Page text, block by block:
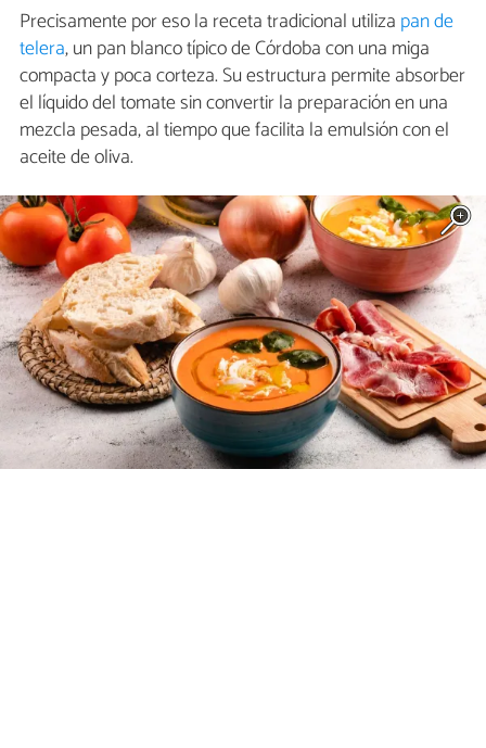
Precisamente por eso la receta tradicional utiliza pan de
telera, un pan blanco típico de Córdoba con una miga
compacta y poca corteza. Su estructura permite absorber
el líquido del tomate sin convertir la preparación en una
mezcla pesada, al tiempo que facilita la emulsión con el
aceite de oliva.